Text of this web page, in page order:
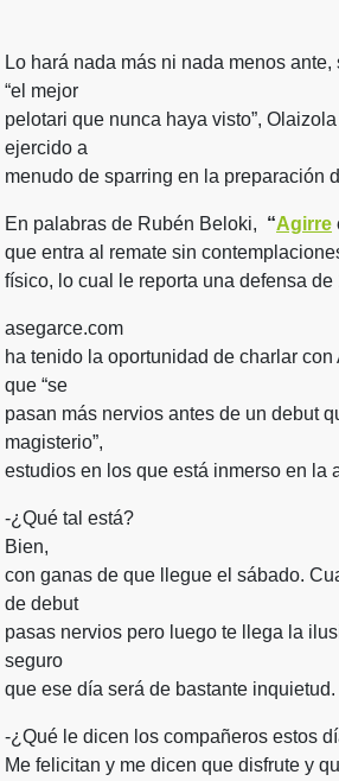
Lo hará nada más ni nada menos
“el mejor
pelotari que nunca haya visto”,
ejercido a
menudo de sparring en la preparación
En palabras de Rubén Beloki, “Agirre
que entra al remate sin
físico, lo cual le reporta una defensa de
asegarce.com
ha tenido la oportunidad de charlar con
que “se
pasan más nervios antes de un debut
magisterio”,
estudios en los que está inmerso en la
-¿Qué tal está?
Bien,
con ganas de que llegue el sábado.
de debut
pasas nervios pero luego te llega la
seguro
que ese día será de bastante inquietud.
-¿Qué le dicen los compañeros estos
Me felicitan y me dicen que disfrute y